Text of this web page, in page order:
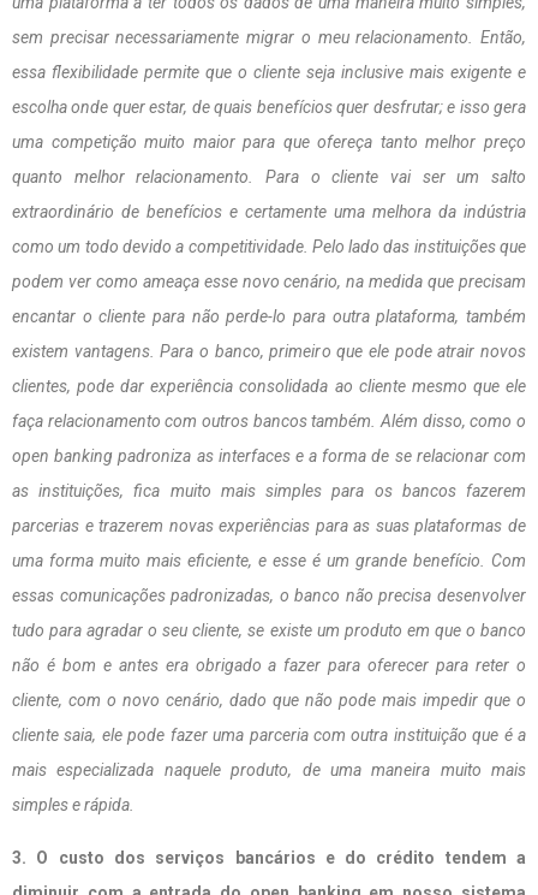
sem precisar necessariamente migrar o meu relacionamento. Então,
essa flexibilidade permite que o cliente seja inclusive mais exigente e
escolha onde quer estar, de quais benefícios quer desfrutar; e isso gera
uma competição muito maior para que ofereça tanto melhor preço
quanto melhor relacionamento. Para o cliente vai ser um salto
extraordinário de benefícios e certamente uma melhora da indústria
como um todo devido a competitividade. Pelo lado das instituições que
podem ver como ameaça esse novo cenário, na medida que precisam
encantar o cliente para não perde-lo para outra plataforma, também
existem vantagens. Para o banco, primeiro que ele pode atrair novos
clientes, pode dar experiência consolidada ao cliente mesmo que ele
faça relacionamento com outros bancos também. Além disso, como o
open banking padroniza as interfaces e a forma de se relacionar com
as instituições, fica muito mais simples para os bancos fazerem
parcerias e trazerem novas experiências para as suas plataformas de
uma forma muito mais eficiente, e esse é um grande benefício. Com
essas comunicações padronizadas, o banco não precisa desenvolver
tudo para agradar o seu cliente, se existe um produto em que o banco
não é bom e antes era obrigado a fazer para oferecer para reter o
cliente, com o novo cenário, dado que não pode mais impedir que o
cliente saia, ele pode fazer uma parceria com outra instituição que é a
mais especializada naquele produto, de uma maneira muito mais
simples e rápida.
3. O custo dos serviços bancários e do crédito tendem a